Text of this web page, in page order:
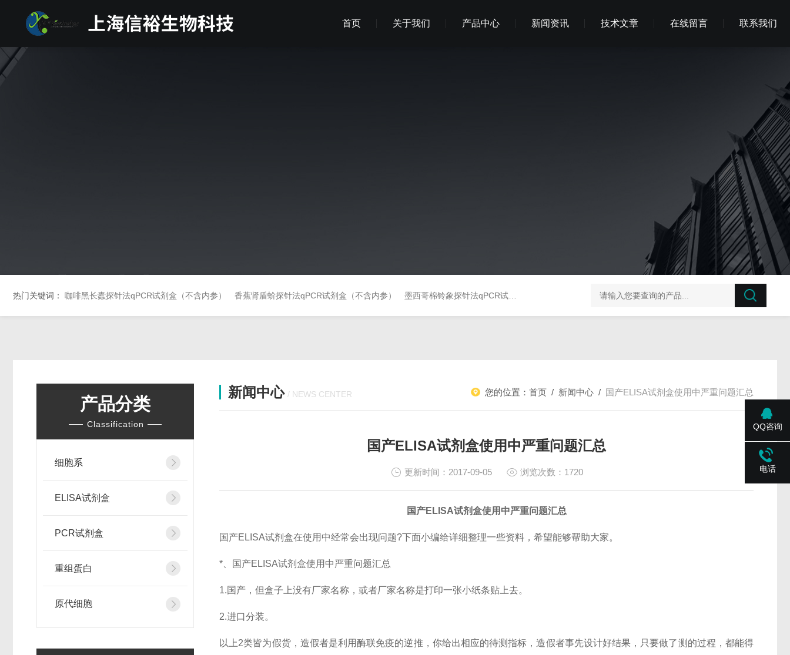
首页 关于我们 产品中心 新闻资讯 技术文章 在线留言 联系我们
热门关键词： 咖啡黑长蠹探针法qPCR试剂盒（不含内参） 香蕉肾盾蚧探针法qPCR试剂盒（不含内参） 墨西哥棉铃象探针法qPCR试剂盒（不含内参） 榛子东部枯萎病菌探针法qPCR试剂盒不含内参
产品分类
Classification
细胞系
ELISA试剂盒
PCR试剂盒
重组蛋白
原代细胞
新闻中心 / NEWS CENTER 您的位置： 首页 / 新闻中心 / 国产ELISA试剂盒使用中严重问题汇总
国产ELISA试剂盒使用中严重问题汇总
更新时间：2017-09-05 浏览次数：1720
国产ELISA试剂盒使用中严重问题汇总
国产ELISA试剂盒在使用中经常会出现问题?下面小编给详细整理一些资料，希望能够帮助大家。
*、国产ELISA试剂盒使用中严重问题汇总
1.国产，但盒子上没有厂家名称，或者厂家名称是打印一张小纸条贴上去。
2.进口分装。
以上2类皆为假货，造假者是利用酶联免疫的逆推，你给出相应的待测指标，造假者事先设计好结果，只要做了测的过程，都能得
QQ咨询
电话